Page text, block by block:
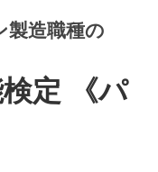
造職種の
定 《パ